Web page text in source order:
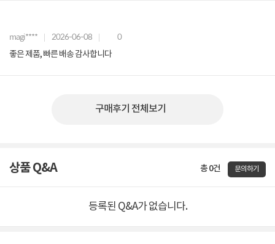
magi**** 2026-06-08 0
좋은 제품, 빠른 배송 감사합니다
구매후기 전체보기
상품 Q&A 총 0건 문의하기
등록된 Q&A가 없습니다.